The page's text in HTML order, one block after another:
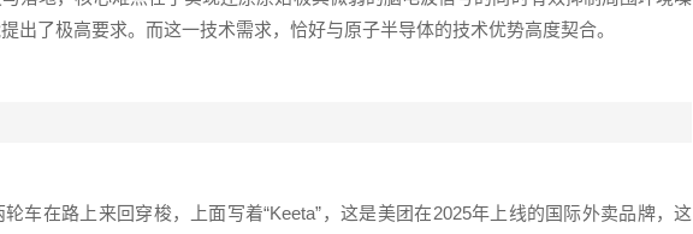
出了极高要求。而这一技术需求，恰好与原子半导体的技术优势高度契合。
车在路上来回穿梭，上面写着“Keeta”，这是美团在2025年上线的国际外卖品牌，这